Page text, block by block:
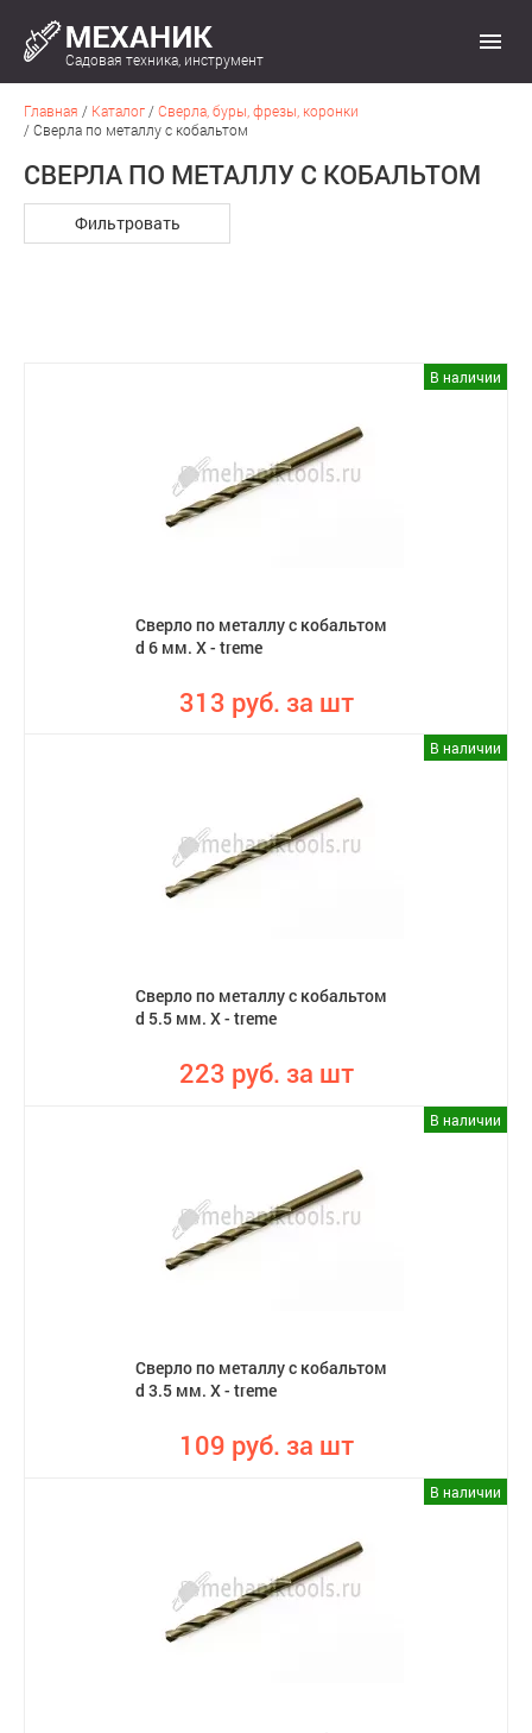
Садовая техника, инструмент
Главная / Каталог /Сверла, буры, фрезы, коронки
/Сверла по металлу с кобальтом
СВЕРЛА ПО МЕТАЛЛУ С КОБАЛЬТОМ
Фильтровать
В наличии
Сверло по металлу с кобальтом
d 6 мм. X - treme
313 руб. за шт
В наличии
Сверло по металлу с кобальтом
d 5.5 мм. X - treme
223 руб. за шт
В наличии
Сверло по металлу с кобальтом
d 3.5 мм. X - treme
109 руб. за шт
В наличии